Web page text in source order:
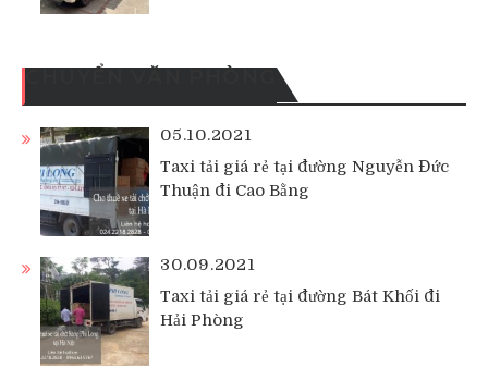
05.10.2021
Taxi tải giá rẻ tại đường Nguyễn Đức
Thuận đi Cao Bằng
30.09.2021
Taxi tải giá rẻ tại đường Bát Khối đi
Hải Phòng